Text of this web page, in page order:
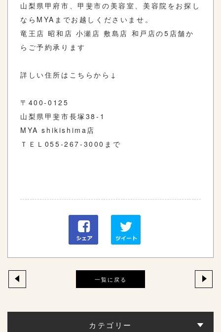
山梨県甲府市、甲斐市の美容室、美容院をお探し
ならMYAまでお越しくださいませ。
竜王店 昭和店 小瀬店 敷島店 和戸店の5店舗か
らご予約承ります
詳しい住所はこちらから↓
〒400-0125
山梨県甲斐市長塚38-1
MYA shikishima店
ＴＥＬ055-267-3000まで
一覧に戻る
カテゴリー